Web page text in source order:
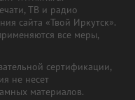
ТВ и радио
сайта «Твой Иркутск».
все меры,
сертификации,
не несет
материалов.